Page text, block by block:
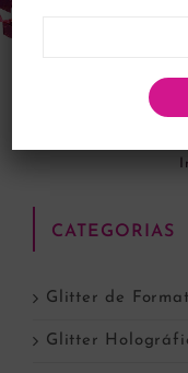
CATEGORIAS
Glitter de
Glitter